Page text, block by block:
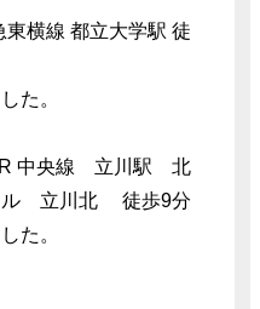
横線 都立大学駅 徒
た。
中央線 立川駅 北
ル 立川北 徒歩9分
た。